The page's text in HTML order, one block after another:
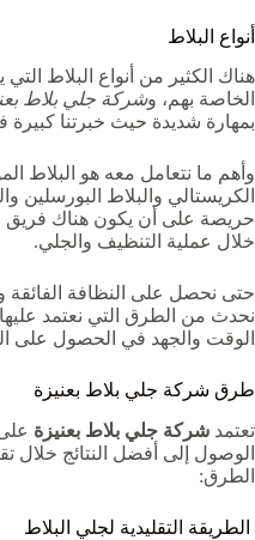
أنواع البلاط
هناك الكثير من أنواع البلاط
الخاصة بهم، وشركة جلي بلاط
بمهارة شديدة حيث خبرتنا
وأهم ما نتعامل معه هو البلاط
الكريستالي والبلاط البورسلين
حريصة على أن يكون هناك
خلال عملية التنظيف والجلي.
حتى نحصل على النظافة الفائقة
نحدث من الطرق التي نعتمد
الوقت والجهد في الحصول على
طرق شركة جلي بلاط بعنيزة
تعتمد شركة جلي بلاط بعنيزة
الوصول إلى أفضل النتائج خلال
الطرق:
الطريقة التقليدية لجلي البلاط